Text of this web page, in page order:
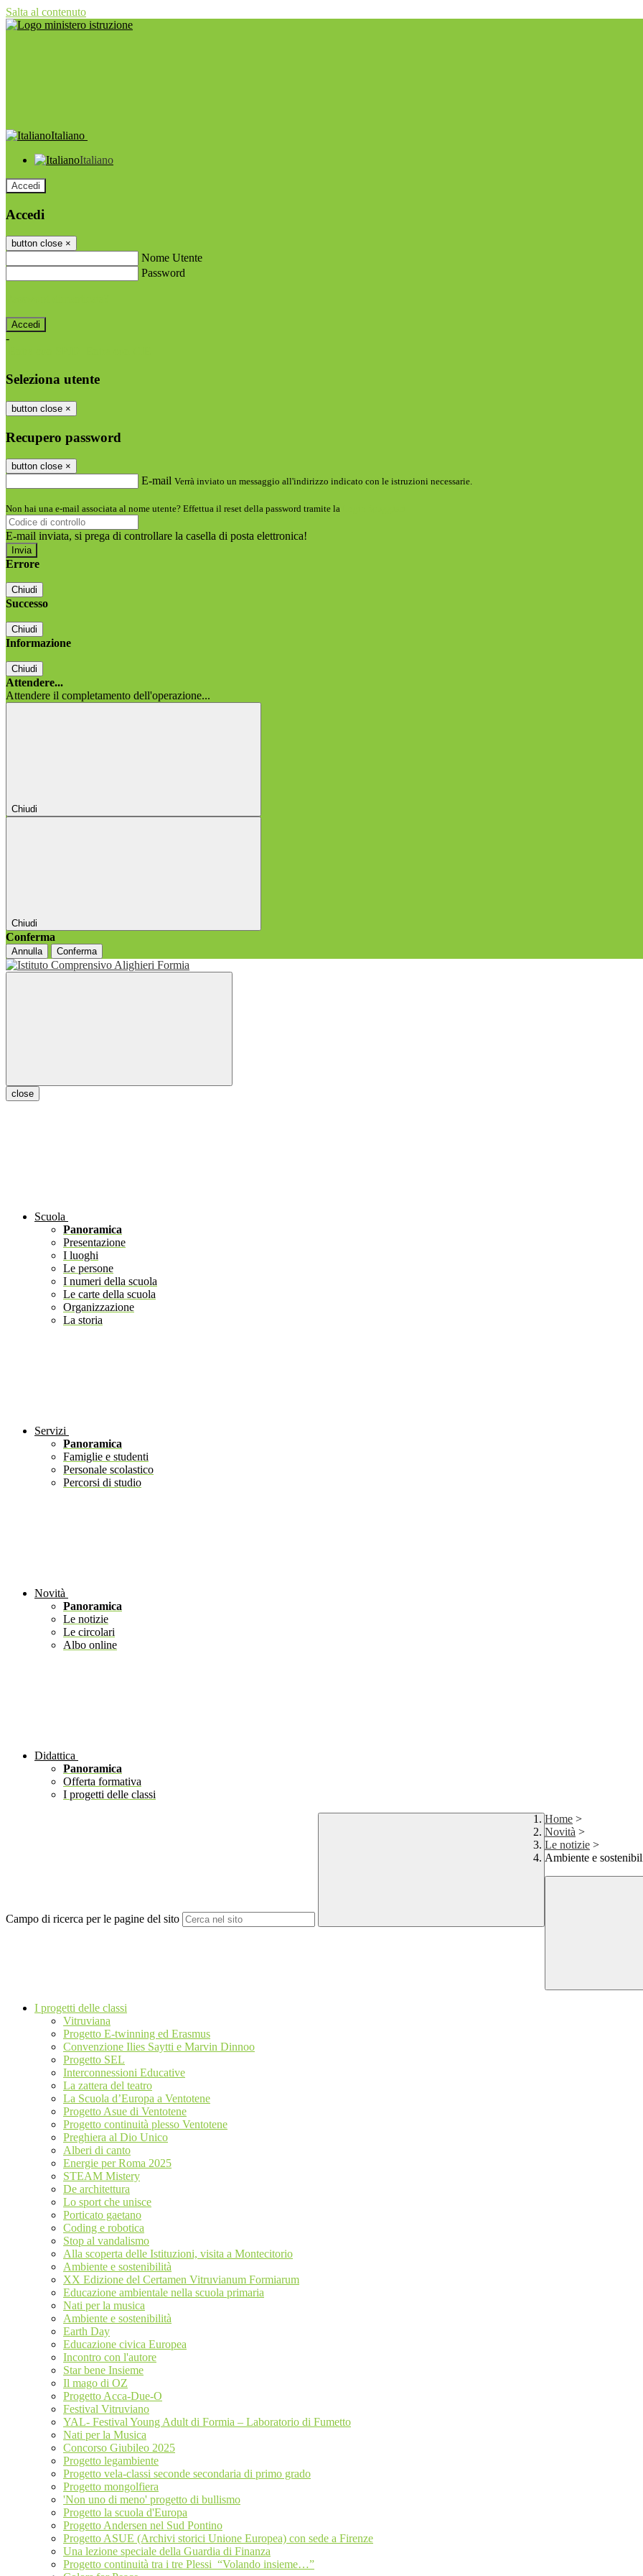
Salta al contenuto
Italiano
Italiano
Accedi
Accedi
button close ×
Nome Utente
Password
-
Seleziona utente
button close ×
Recupero password
button close ×
E-mail Verrà inviato un messaggio all'indirizzo indicato con le istruzioni necessarie.
Non hai una e-mail associata al nome utente? Effettua il reset della password tramite la
E-mail inviata, si prega di controllare la casella di posta elettronica!
Errore
Chiudi
Successo
Chiudi
Informazione
Chiudi
Attendere...
Attendere il completamento dell'operazione...
Chiudi
Chiudi
Conferma
Annulla Conferma
close
Scuola
Panoramica
Presentazione
I luoghi
Le persone
I numeri della scuola
Le carte della scuola
Organizzazione
La storia
Servizi
Panoramica
Famiglie e studenti
Personale scolastico
Percorsi di studio
Novità
Panoramica
Le notizie
Le circolari
Albo online
Didattica
Panoramica
Offerta formativa
I progetti delle classi
Campo di ricerca per le pagine del sito
Home >
Novità >
Le notizie >
Ambiente e
I progetti delle classi
Vitruviana
Progetto E-twinning ed Erasmus
Convenzione Ilies Saytti e Marvin Dinnoo
Progetto SEL
Interconnessioni Educative
La zattera del teatro
La Scuola d’Europa a Ventotene
Progetto Asue di Ventotene
Progetto continuità plesso Ventotene
Preghiera al Dio Unico
Alberi di canto
Energie per Roma 2025
STEAM Mistery
De architettura
Lo sport che unisce
Porticato gaetano
Coding e robotica
Stop al vandalismo
Alla scoperta delle Istituzioni, visita a Montecitorio
Ambiente e sostenibilità
XX Edizione del Certamen Vitruvianum Formiarum
Educazione ambientale nella scuola primaria
Nati per la musica
Ambiente e sostenibilità
Earth Day
Educazione civica Europea
Incontro con l'autore
Star bene Insieme
Il mago di OZ
Progetto Acca-Due-O
Festival Vitruviano
YAL- Festival Young Adult di Formia – Laboratorio di Fumetto
Nati per la Musica
Concorso Giubileo 2025
Progetto legambiente
Progetto vela-classi seconde secondaria di primo grado
Progetto mongolfiera
'Non uno di meno' progetto di bullismo
Progetto la scuola d'Europa
Progetto Andersen nel Sud Pontino
Progetto ASUE (Archivi storici Unione Europea) con sede a Firenze
Una lezione speciale della Guardia di Finanza
Progetto continuità tra i tre Plessi “Volando insieme…”